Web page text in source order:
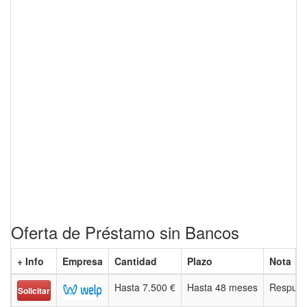
Oferta de Préstamo sin Bancos
+ Info Empresa Cantidad Plazo Nota
Solicitar Hasta 7.500 € Hasta 48 meses